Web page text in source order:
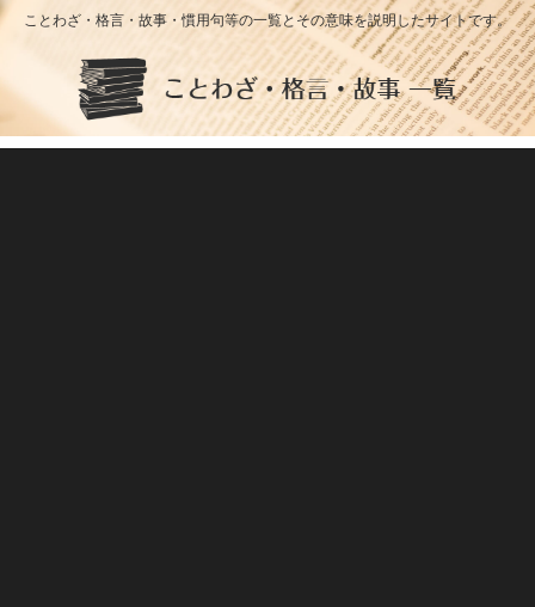
ことわざ・格言・故事・慣用句等の一覧とその意味を説明したサイトです。